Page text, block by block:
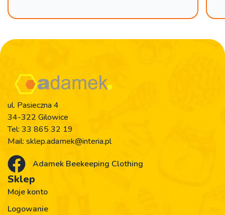
ul. Pasieczna 4
34-322 Gilowice
Tel: 33 865 32 19
Mail: sklep.adamek@interia.pl
Adamek Beekeeping Clothing
Sklep
Moje konto
Logowanie